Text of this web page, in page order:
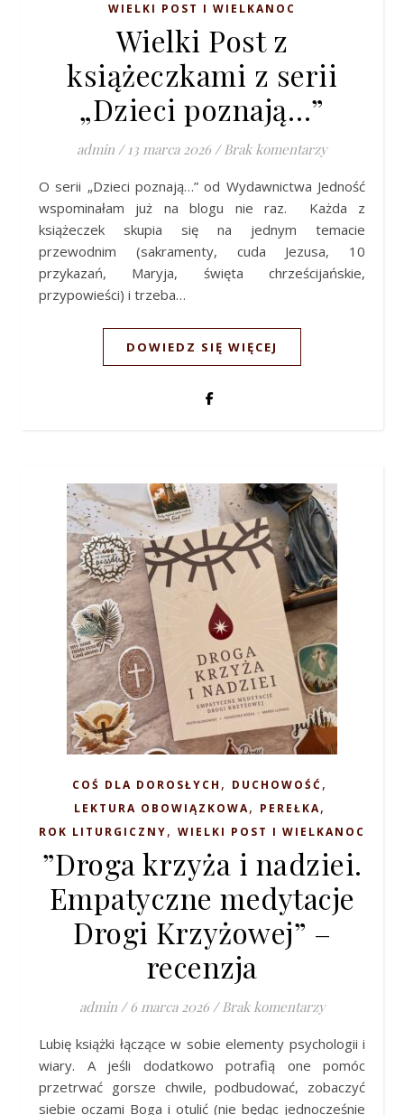
WIELKI POST I WIELKANOC
Wielki Post z
książeczkami z serii
„Dzieci poznają…”
admin / 13 marca 2026 / Brak komentarzy
O serii „Dzieci poznają…” od Wydawnictwa Jedność
wspominałam już na blogu nie raz. Każda z
książeczek skupia się na jednym temacie
przewodnim (sakramenty, cuda Jezusa, 10
przykazań, Maryja, święta chrześcijańskie,
przypowieści) i trzeba…
DOWIEDZ SIĘ WIĘCEJ
COŚ DLA DOROSŁYCH , DUCHOWOŚĆ ,
LEKTURA OBOWIĄZKOWA, PEREŁKA,
ROK LITURGICZNY, WIELKI POST I WIELKANOC
”Droga krzyża i nadziei.
Empatyczne medytacje
Drogi Krzyżowej” –
recenzja
admin / 6 marca 2026 / Brak komentarzy
Lubię książki łączące w sobie elementy psychologii i
wiary. A jeśli dodatkowo potrafią one pomóc
przetrwać gorsze chwile, podbudować, zobaczyć
siebie oczami Boga i otulić (nie będąc jednocześnie